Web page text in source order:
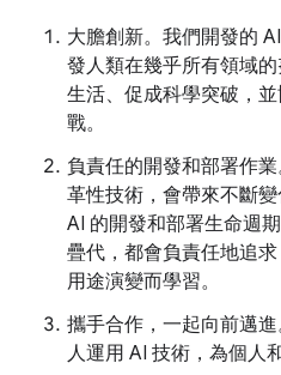
大膽創新。我們開發的
發人類在幾乎所有領域
生活、促成科學突破，
戰。
負責任的開發和部署作
革性技術，會帶來不斷
AI 的開發和部署生命週
疊代，都會負責任地追
用途演變而學習。
攜手合作，一起向前邁
人運用 AI 技術，為個人